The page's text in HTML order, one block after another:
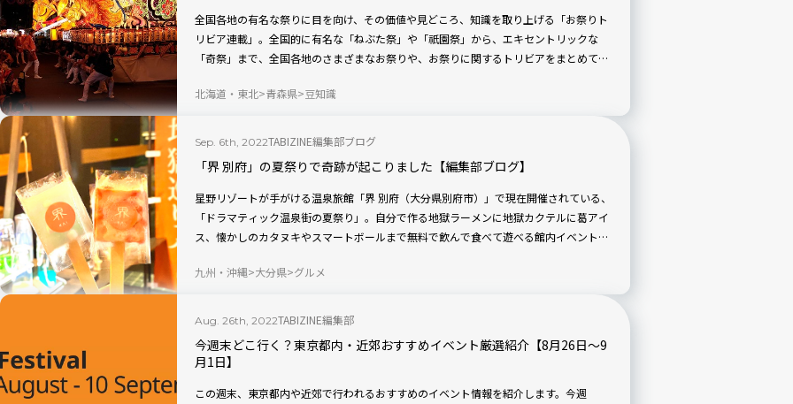
全国各地の有名な祭りに目を向け、その価値や見どころ、知識を取り上げる「お祭りト
リビア連載」。全国的に有名な「ねぶた祭」や「祇園祭」から、エキセントリックな
「奇祭」まで、全国各地のさまざまなお祭りや、お祭りに関するトリビアをまとめてみ
んでいるお祭りも、これを読めば今まで以上に奥深く味わうことができるかもしれませ
北海道・東北 青森県 豆知識
Sep. 6th, 2022TABIZINE編集部ブログ
「界 別府」の夏祭りで奇跡が起こりました【編集部ブログ】
星野リゾートが手がける温泉旅館「界 別府（大分県別府市）」で現在開催されている、
「ドラマティック温泉街の夏祭り」。自分で作る地獄ラーメンに地獄カクテルに葛アイ
ス、懐かしのカタヌキやスマートボールまで無料で飲んで食べて遊べる館内イベントで
こったのです。
九州・沖縄 大分県 グルメ
Aug. 26th, 2022TABIZINE編集部
今週末どこ行く？東京都内・近郊おすすめイベント厳選紹介【8月26日〜9
月1日】
この週末、東京都内や近郊で行われるおすすめのイベント情報を紹介します。今週